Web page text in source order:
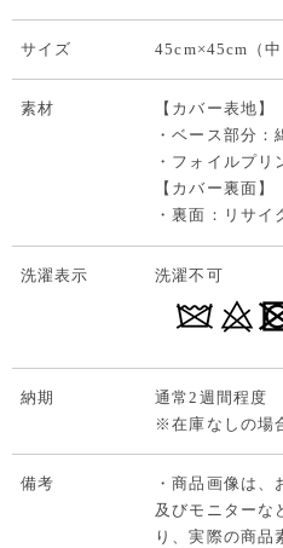
サイズ 45cm×45cm（中
素材
【カバー表地】
・ベース部分：
・フォイルプリ
【カバー裏面】
・裏面：リサ
洗濯表示 洗濯不可
納期
通常2週間程度
※在庫なしの場
備考
・商品画像は
及びモニターな
り、実際の商品